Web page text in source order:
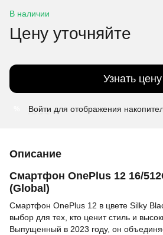
В наличии
Цену уточняйте
Узнать цену
Войти для отображения
Описание
Смартфон OnePlus 12 16/
(Global)
Смартфон OnePlus 12 в цвете Silky
выбор для тех, кто ценит стиль и
Выпущенный в 2023 году, он